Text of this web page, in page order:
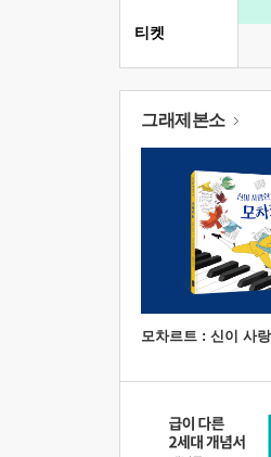
티켓
그래제본소
모차르트 : 신이 사